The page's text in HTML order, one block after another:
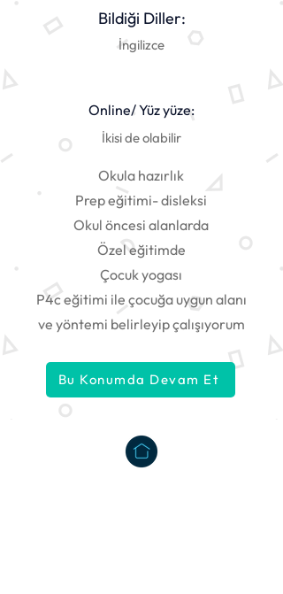
Bildiği Diller:
İngilizce
Online/ Yüz yüze:
İkisi de olabilir
Okula hazırlık
Prep eğitimi- disleksi
Okul öncesi alanlarda
Özel eğitimde
Çocuk yogası
P4c eğitimi ile çocuğa uygun alanı
ve yöntemi belirleyip çalışıyorum
Bu Konumda Devam Et